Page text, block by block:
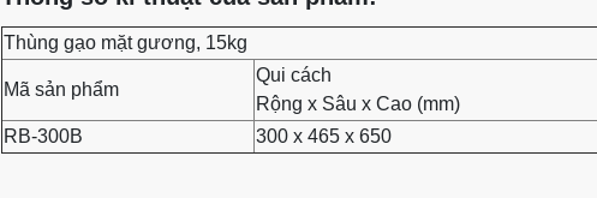
Thùng gạo mặt gương, 15kg
Mã sản phẩm
Qui cách
Rộng x Sâu x Cao (mm)
RB-300B 300 x 465 x 650